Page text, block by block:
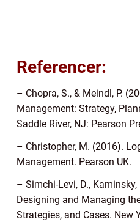
Referencer:
– Chopra, S., & Meindl, P.
Management: Strategy,
Saddle River, NJ: Pearson
– Christopher, M. (2016).
Management. Pearson UK.
– Simchi-Levi, D., Kaminsky,
Designing and Managing
Strategies, and Cases. New